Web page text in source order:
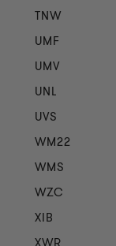
TNW
UMF
UMV
UNL
UVS
WM22
WMS
WZC
XIB